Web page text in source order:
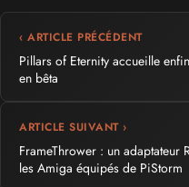
‹ ARTICLE PRÉCÉDENT
Pillars of Eternity accueille
en bêta
ARTICLE SUIVANT ›
FrameThrower : un
les Amiga équipés de PiStorm